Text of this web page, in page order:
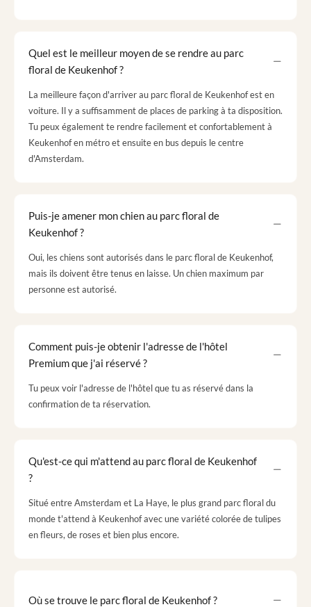
Quel est le meilleur moyen de se rendre au parc
floral de Keukenhof ?
La meilleure façon d'arriver au parc floral de Keukenhof est en
voiture. Il y a suffisamment de places de parking à ta disposition.
Tu peux également te rendre facilement et confortablement à
Keukenhof en métro et ensuite en bus depuis le centre
d'Amsterdam.
Puis-je amener mon chien au parc floral de
Keukenhof ?
Oui, les chiens sont autorisés dans le parc floral de Keukenhof,
mais ils doivent être tenus en laisse. Un chien maximum par
personne est autorisé.
Comment puis-je obtenir l'adresse de l'hôtel
Premium que j'ai réservé ?
Tu peux voir l'adresse de l'hôtel que tu as réservé dans la
confirmation de ta réservation.
Qu'est-ce qui m'attend au parc floral de Keukenhof
?
Situé entre Amsterdam et La Haye, le plus grand parc floral du
monde t'attend à Keukenhof avec une variété colorée de tulipes
en fleurs, de roses et bien plus encore.
Où se trouve le parc floral de Keukenhof ?